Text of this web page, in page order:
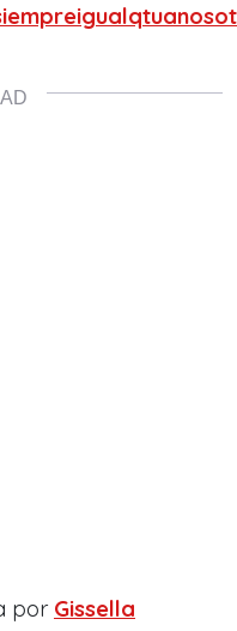
por Gissella